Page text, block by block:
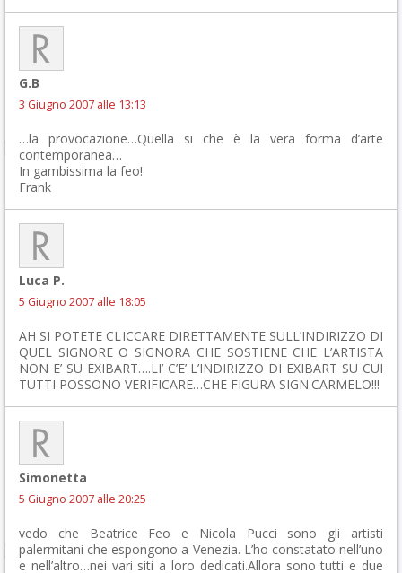
G.B
3 Giugno 2007 alle 13:13
…la provocazione…Quella si che è la vera forma d’arte
contemporanea…
In gambissima la feo!
Frank
Luca P.
5 Giugno 2007 alle 18:05
AH SI POTETE CLICCARE DIRETTAMENTE SULL’INDIRIZZO DI
QUEL SIGNORE O SIGNORA CHE SOSTIENE CHE L’ARTISTA
NON E’ SU EXIBART….LI’ C’E’ L’INDIRIZZO DI EXIBART SU CUI
TUTTI POSSONO VERIFICARE…CHE FIGURA SIGN.CARMELO!!!
Simonetta
5 Giugno 2007 alle 20:25
vedo che Beatrice Feo e Nicola Pucci sono gli artisti
palermitani che espongono a Venezia. L’ho constatato nell’uno
e nell’altro…nei vari siti a loro dedicati.Allora sono tutti e due